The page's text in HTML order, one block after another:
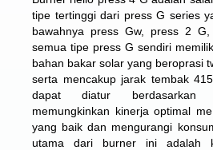
tipe tertinggi dari press G series
bawahnya press Gw, press 2
semua tipe press G sendiri
bahan bakar solar yang beroprasi
serta mencakup jarak tembak
dapat diatur berdasarkan
memungkinkan kinerja optimal
yang baik dan mengurangi
utama dari burner ini adalah